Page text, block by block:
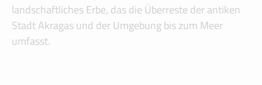
landschaftliches Erbe, das die Überreste der antiken
Stadt Akragas und der Umgebung bis zum Meer
umfasst.